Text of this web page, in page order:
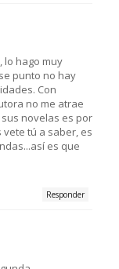
lo hago muy
punto no hay
Con
no me atrae
novelas es por
tú a saber, es
es que
Responder